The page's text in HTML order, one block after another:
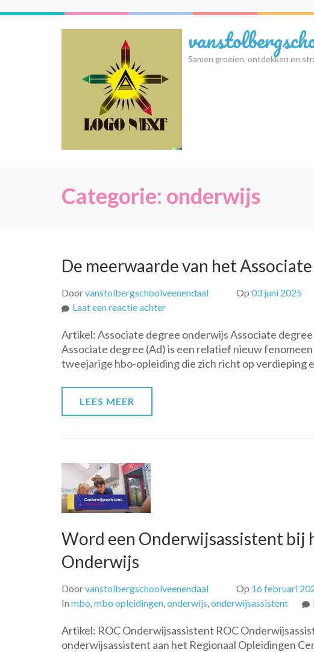
Samen groeien, ontdekken en
Categorie: onderwijs
De meerwaarde van het
Doorvanstolbergschoolveenendaal Op 03 juni 2025
Laat een reactie achterop
meerwaarde
van
het
Artikel: Associate degree onderwijs Associate
Associate degree (Ad) is een relatief nieuw
tweejarige hbo-opleiding die zich richt op verdieping
LEES MEER
Word een Onderwijsassistent bij
Onderwijs
Doorvanstolbergschoolveenendaal Op 16 februari
In mbo,mbo opleidingen,onderwijs,onderwijsassistent
Artikel: ROC Onderwijsassistent ROC
onderwijsassistent aan het Regionaal Opleidingen